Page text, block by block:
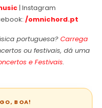
| Instagram
/omnichord.pt
portuguesa? Carrega
ou festivais, dá uma
e Festivais.
BOA!